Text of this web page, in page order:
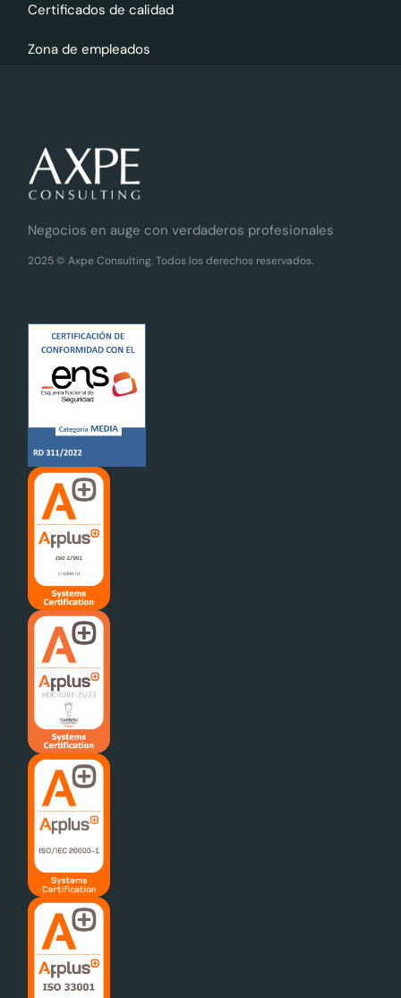
Certificados de calidad
Zona de empleados
Negocios en auge con verdaderos profesionales
2025 © Axpe Consulting. Todos los derechos reservados.